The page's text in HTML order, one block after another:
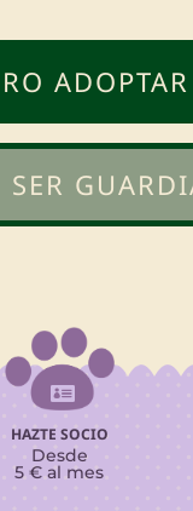
ADOPTAR
SER

HAZTE SOCIO
Desde
5 € al mes